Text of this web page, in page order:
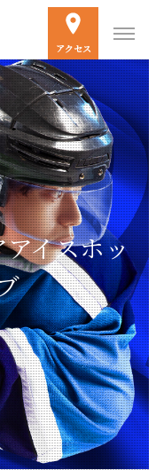
アクセス
イスホッ